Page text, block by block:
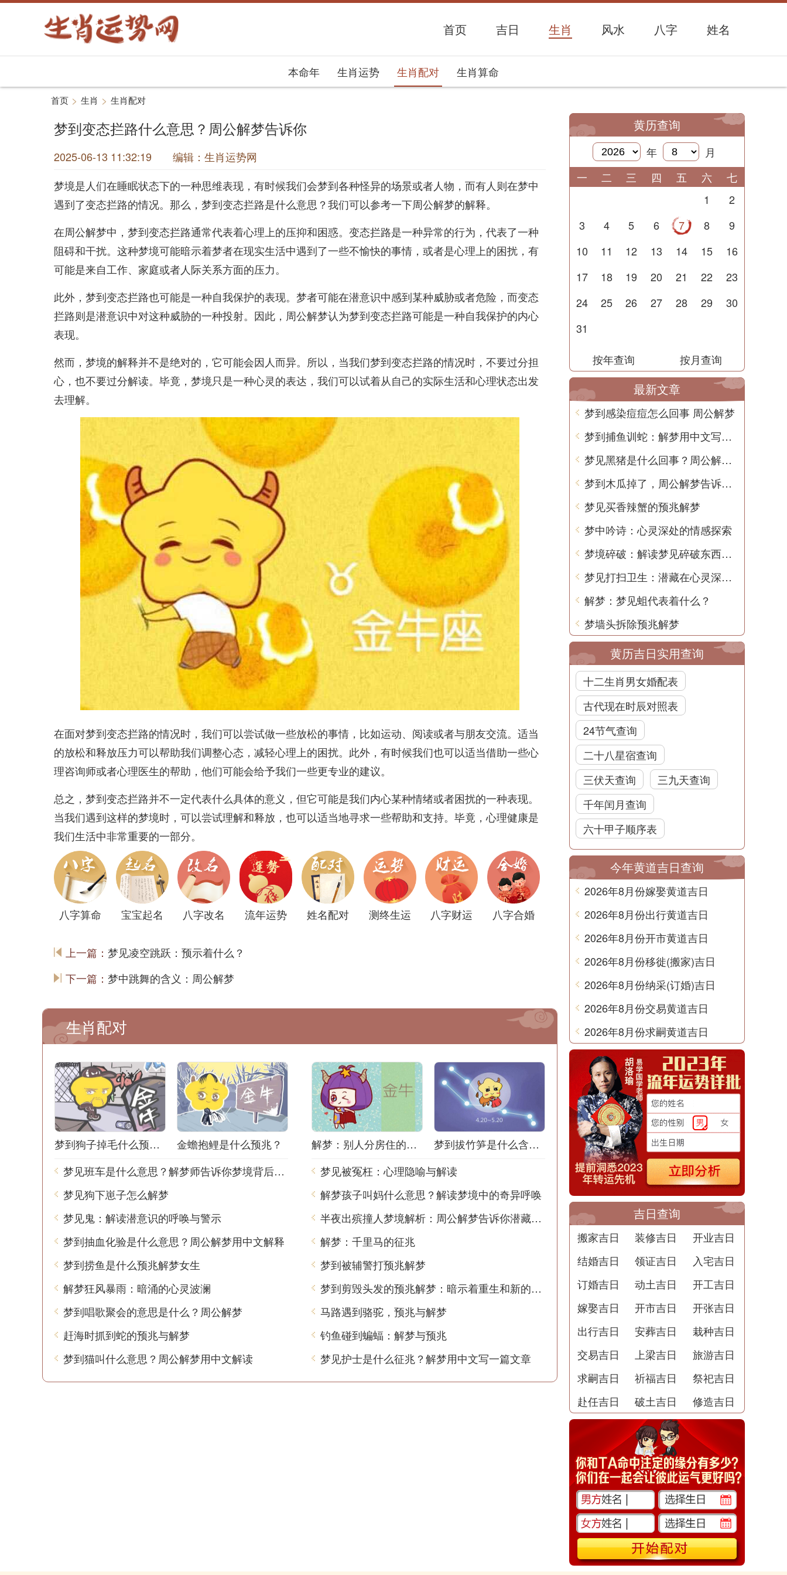
首页 吉日 生肖 风水 八字 姓名
本命年 生肖运势 生肖配对 生肖算命
首页 > 生肖 > 生肖配对
梦到变态拦路什么意思？周公解梦告诉你
2025-06-13 11:32:19 编辑：生肖运势网
梦境是人们在睡眠状态下的一种思维表现，有时候我们会梦到各种怪异的场景或者人物，而有人则在梦中
遇到了变态拦路的情况。那么，梦到变态拦路是什么意思？我们可以参考一下周公解梦的解释。
在周公解梦中，梦到变态拦路通常代表着心理上的压抑和困惑。变态拦路是一种异常的行为，代表了一种
阻碍和干扰。这种梦境可能暗示着梦者在现实生活中遇到了一些不愉快的事情，或者是心理上的困扰，有
可能是来自工作、家庭或者人际关系方面的压力。
此外，梦到变态拦路也可能是一种自我保护的表现。梦者可能在潜意识中感到某种威胁或者危险，而变态
拦路则是潜意识中对这种威胁的一种投射。因此，周公解梦认为梦到变态拦路可能是一种自我保护的内心
表现。
然而，梦境的解释并不是绝对的，它可能会因人而异。所以，当我们梦到变态拦路的情况时，不要过分担
心，也不要过分解读。毕竟，梦境只是一种心灵的表达，我们可以试着从自己的实际生活和心理状态出发
去理解。
在面对梦到变态拦路的情况时，我们可以尝试做一些放松的事情，比如运动、阅读或者与朋友交流。适当
的放松和释放压力可以帮助我们调整心态，减轻心理上的困扰。此外，有时候我们也可以适当借助一些心
理咨询师或者心理医生的帮助，他们可能会给予我们一些更专业的建议。
总之，梦到变态拦路并不一定代表什么具体的意义，但它可能是我们内心某种情绪或者困扰的一种表现。
当我们遇到这样的梦境时，可以尝试理解和释放，也可以适当地寻求一些帮助和支持。毕竟，心理健康是
我们生活中非常重要的一部分。
八字算命 宝宝起名 八字改名 流年运势 姓名配对 测终生运 八字财运 八字合婚
上一篇： 梦见凌空跳跃：预示着什么？
下一篇： 梦中跳舞的含义：周公解梦
生肖配对
梦到狗子掉毛什么预兆解梦
金蟾抱鲤是什么预兆？
梦见班车是什么意思？解梦师告诉你梦境背后的含义
梦见狗下崽子怎么解梦
梦见鬼：解读潜意识的呼唤与警示
梦到抽血化验是什么意思？周公解梦用中文解释
梦到捞鱼是什么预兆解梦女生
解梦狂风暴雨：暗涌的心灵波澜
梦到唱歌聚会的意思是什么？周公解梦
赶海时抓到蛇的预兆与解梦
梦到猫叫什么意思？周公解梦用中文解读
解梦：别人分房住的含义
梦到拔竹笋是什么含义？解梦用中文写一篇文章
梦见被冤枉：心理隐喻与解读
解梦孩子叫妈什么意思？解读梦境中的奇异呼唤
半夜出殡撞人梦境解析：周公解梦告诉你潜藏的含义
解梦：千里马的征兆
梦到被辅警打预兆解梦
梦到剪毁头发的预兆解梦：暗示着重生和新的开始
马路遇到骆驼，预兆与解梦
钓鱼碰到蝙蝠：解梦与预兆
梦见护士是什么征兆？解梦用中文写一篇文章
黄历查询
年
月
一
二 三 四 五 六
七
1
2
3
4 5 6 7 8
9
10
11 12 13 14 15
16
17
18 19 20 21 22
23
24
25 26 27 28 29
30
31
按年查询 按月查询
最新文章
梦到感染痘痘怎么回事 周公解梦
梦到捕鱼训蛇：解梦用中文写一篇文章
梦见黑猪是什么回事？周公解梦带你揭秘
梦到木瓜掉了，周公解梦告诉你的意思
梦见买香辣蟹的预兆解梦
梦中吟诗：心灵深处的情感探索
梦境碎破：解读梦见碎破东西的含义
梦见打扫卫生：潜藏在心灵深处的象征
解梦：梦见蛆代表着什么？
梦墙头拆除预兆解梦
黄历吉日实用查询
十二生肖男女婚配表
古代现在时辰对照表
24节气查询
二十八星宿查询
三伏天查询
三九天查询
千年闰月查询
六十甲子顺序表
今年黄道吉日查询
2026年8月份嫁娶黄道吉日
2026年8月份出行黄道吉日
2026年8月份开市黄道吉日
2026年8月份移徙(搬家)吉日
2026年8月份纳采(订婚)吉日
2026年8月份交易黄道吉日
2026年8月份求嗣黄道吉日
吉日查询
搬家吉日 装修吉日
开业吉日
结婚吉日
领证吉日
入宅吉日
订婚吉日
动土吉日
开工吉日
嫁娶吉日
开市吉日
开张吉日
出行吉日
安葬吉日
栽种吉日
交易吉日
上梁吉日
旅游吉日
求嗣吉日
祈福吉日
祭祀吉日
赴任吉日
破土吉日 修造吉日